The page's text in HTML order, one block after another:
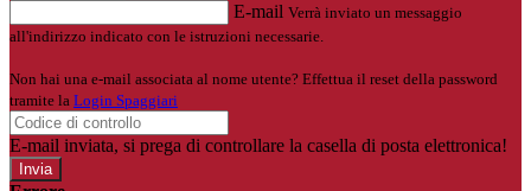
E-mail Verrà inviato un messaggio
all'indirizzo indicato con le istruzioni necessarie.
Non hai una e-mail associata al nome utente? Effettua il reset della password
tramite la Login Spaggiari
E-mail inviata, si prega di controllare la casella di posta elettronica!